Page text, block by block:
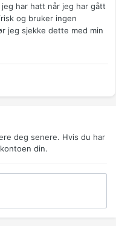
har hatt når jeg har gått
og bruker ingen
jeg sjekke dette med min
deg senere. Hvis du har
din.